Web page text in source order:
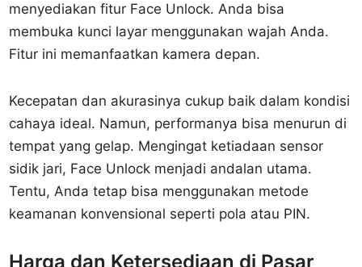
menyediakan fitur Face Unlock. Anda bisa
membuka kunci layar menggunakan wajah Anda.
Fitur ini memanfaatkan kamera depan.
Kecepatan dan akurasinya cukup baik dalam kondisi
cahaya ideal. Namun, performanya bisa menurun di
tempat yang gelap. Mengingat ketiadaan sensor
sidik jari, Face Unlock menjadi andalan utama.
Tentu, Anda tetap bisa menggunakan metode
keamanan konvensional seperti pola atau PIN.
Harga dan Ketersediaan di Pasar